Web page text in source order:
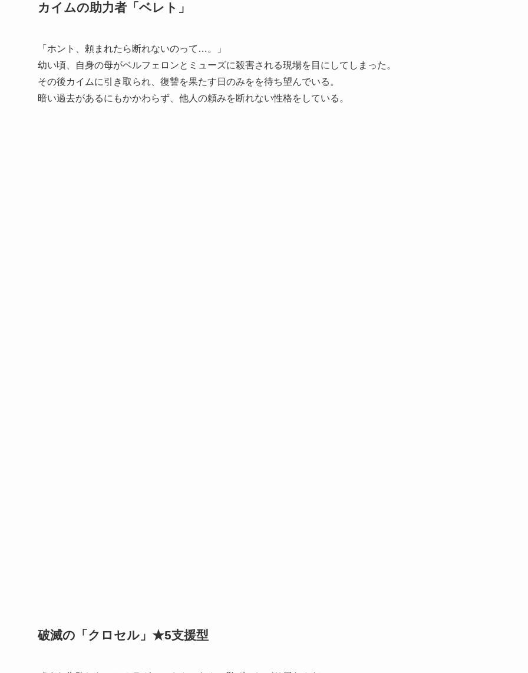
カイムの助力者「ベレト」
「ホント、頼まれたら断れないのって…。」
幼い頃、自身の母がベルフェロンとミューズに殺害される現場を目にしてしまった。
その後カイムに引き取られ、復讐を果たす日のみをを待ち望んでいる。
暗い過去があるにもかかわらず、他人の頼みを断れない性格をしている。
破滅の「クロセル」★5支援型